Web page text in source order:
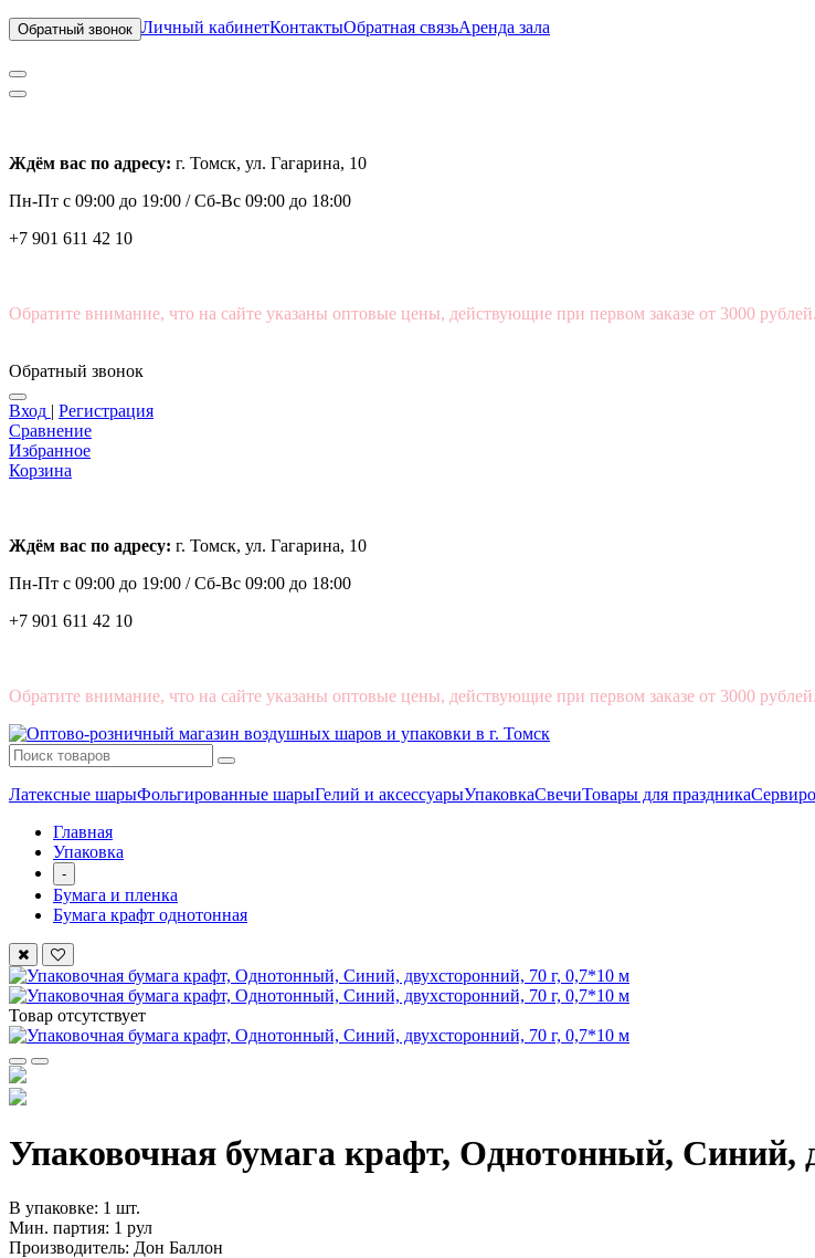
Обратный звонок Личный кабинетКонтактыОбратная связьАренда зала
Ждём вас по адресу: г. Томск, ул. Гагарина, 10
Пн-Пт с 09:00 до 19:00 /Сб-Вс 09:00 до 18:00
+7 901 611 42 10
Обратите внимание, что на сайте указаны оптовые цены, действующие при первом заказе от 3000 рублей.
Обратный звонок
Вход | Регистрация
Сравнение
Избранное
Корзина
Ждём вас по адресу: г. Томск, ул. Гагарина, 10
Пн-Пт с 09:00 до 19:00 /Сб-Вс 09:00 до 18:00
+7 901 611 42 10
Обратите внимание, что на сайте указаны оптовые цены, действующие при первом заказе от 3000 рублей.
Латексные шарыФольгированные шарыГелий и аксессуарыУпаковкаСвечиТовары для праздника
Главная
Упаковка
-
Бумага и пленка
Бумага крафт однотонная
Товар отсутствует
Упаковочная бумага крафт, Однотонный, Синий,
В упаковке: 1 шт.
Мин. партия: 1 рул
Производитель: Дон Баллон